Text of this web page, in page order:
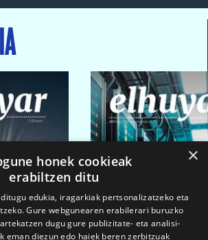
×
honek cookieak
erabiltzen ditu
edukia, iragarkiak pertsonalizatzeko eta
Gure webgunearen erabilerari buruzko
dugu gure publizitate- eta analisi-
eman diezun edo haiek beren zerbitzuak